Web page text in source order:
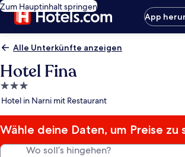
Zum Hauptinhalt springen
App
Alle Unterkünfte anzeigen
Hotel Fina
3.0-
Sterne-
Hotel in Narni mit Restaurant
Wähle deine Daten, um Preise zu
Wo soll’s hingehen?